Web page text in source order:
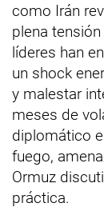
como Irán
plena
líderes han
un shock
y malestar
meses de
diplomático
fuego,
Ormuz
práctica.